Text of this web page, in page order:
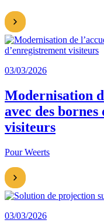
03/03/2026
Modernisation
avec des
visiteurs
Pour Weerts
03/03/2026